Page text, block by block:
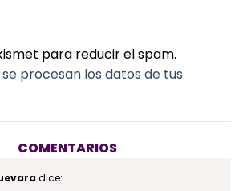
para reducir el spam.
procesan los datos de tus
COMENTARIOS
dice: